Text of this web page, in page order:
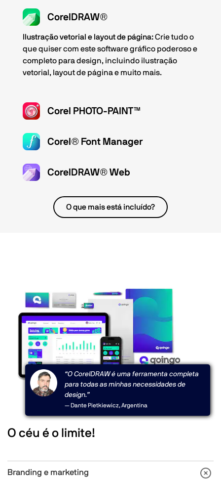
CorelDRAW®
Ilustração vetorial e layout de página:Crie tudo o
que quiser com este software gráfico poderoso e
completo para design, incluindo ilustração
vetorial, layout de página e muito mais.
Corel PHOTO-PAINT™
Corel® Font Manager
CorelDRAW® Web
O que mais está incluído?
“O CorelDRAW é uma ferramenta completa
para todas as minhas necessidades de
design.”
— Dante Pietkiewicz, Argentina
O céu é o limite!
Branding e marketing